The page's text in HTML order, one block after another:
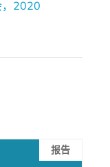
，2020
报告